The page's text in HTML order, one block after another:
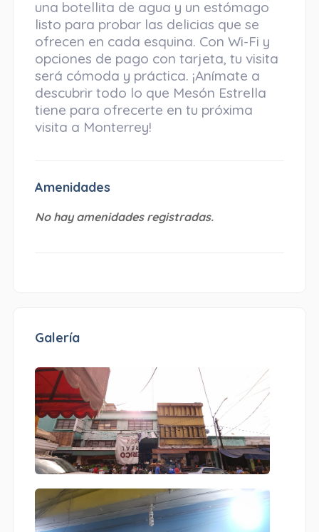
una botellita de agua y un estómago
listo para probar las delicias que se
ofrecen en cada esquina. Con Wi-Fi y
opciones de pago con tarjeta, tu visita
será cómoda y práctica. ¡Anímate a
descubrir todo lo que Mesón Estrella
tiene para ofrecerte en tu próxima
visita a Monterrey!
Amenidades
No hay amenidades registradas.
Galería